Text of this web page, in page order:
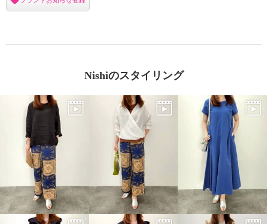
Nishiのスタイリング